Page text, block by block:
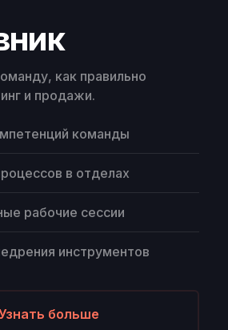
как правильно
и продажи.
команды
в отделах
рабочие сессии
инструментов
больше